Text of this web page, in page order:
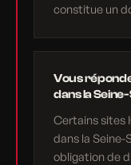
constitue un
Vous
dans la
Certains sites
dans la Seine-
obligation de